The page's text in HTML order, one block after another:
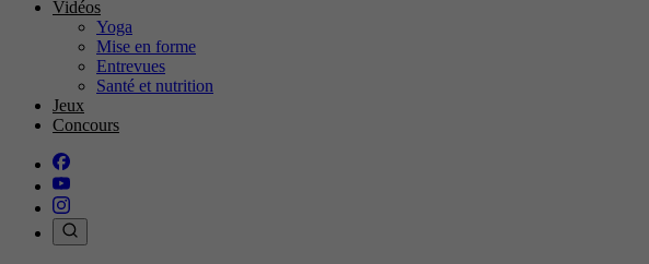
Vidéos
Yoga
Mise en forme
Entrevues
Santé et nutrition
Jeux
Concours